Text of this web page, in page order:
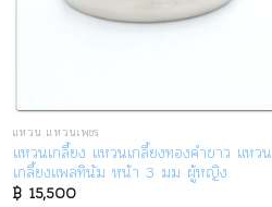
แหวน แหวนเพชร
แหวนเกลี้ยง แหวนเกลี้ยงทองคำขาว แหวน
เกลี้ยงแพลทินัม หน้า 3 มม ผู้หญิง
฿15,500